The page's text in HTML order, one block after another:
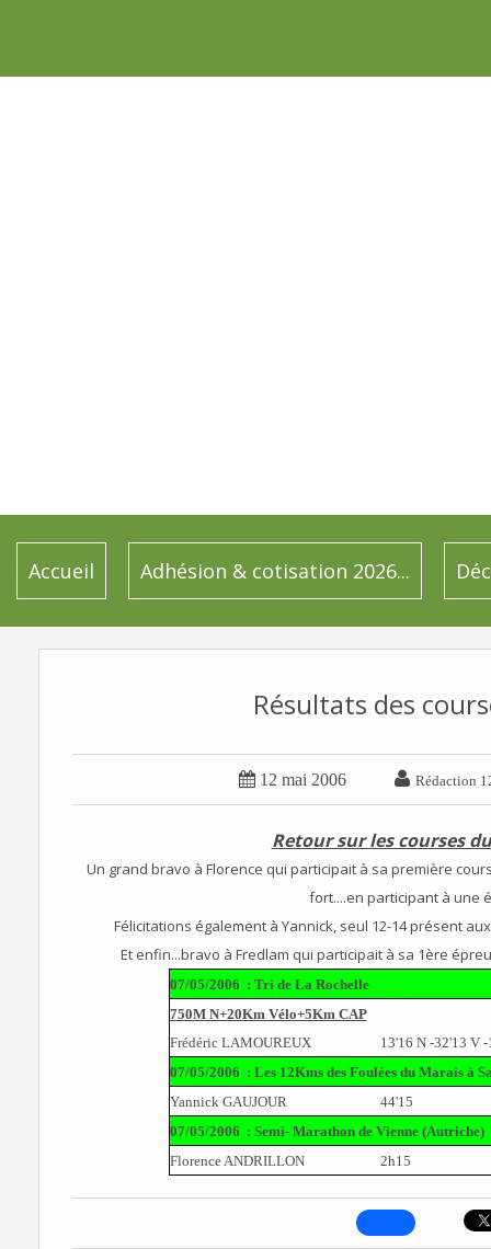
Accueil Adhésion & cotisation 2026...
Résultats des
 12 mai 2006  Rédaction
Retour sur les courses
Un grand bravo à Florence qui participait à sa première
fort....en participant à une
Félicitations également à Yannick, seul 12-14 présent
Et enfin...bravo à Fredlam qui participait à sa 1ère
07/05/2006 : Tri de La Rochelle
750M N+20Km Vélo+5Km CAP
Frédéric LAMOUREUX
13'16 N -32'13 V
07/05/2006 : Les 12Kms des Foulées du Marais à
Yannick GAUJOUR
44'15
07/05/2006 : Semi- Marathon de Vienne (Autriche)
Florence ANDRILLON
2h15